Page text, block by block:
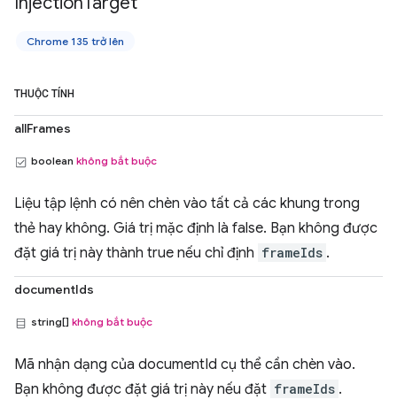
Chrome 135 trở lên
THUỘC TÍNH
allFrames
boolean không bắt buộc
Liệu tập lệnh có nên chèn vào tất cả các khung trong
thẻ hay không. Giá trị mặc định là false. Bạn không được
đặt giá trị này thành true nếu chỉ định frameIds .
documentIds
string[] không bắt buộc
Mã nhận dạng của documentId cụ thể cần chèn vào.
Bạn không được đặt giá trị này nếu đặt frameIds .